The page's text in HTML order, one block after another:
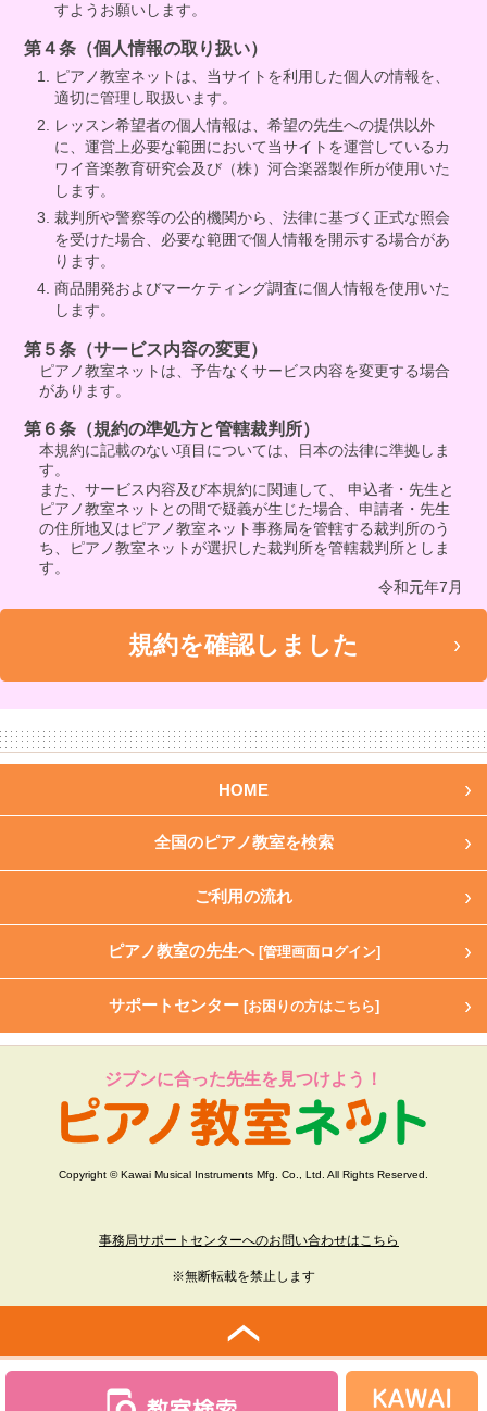
すようお願いします。
第４条（個人情報の取り扱い）
ピアノ教室ネットは、当サイトを利用した個人の情報を、
適切に管理し取扱います。
レッスン希望者の個人情報は、希望の先生への提供以外
に、運営上必要な範囲において当サイトを運営しているカ
ワイ音楽教育研究会及び（株）河合楽器製作所が使用いた
します。
裁判所や警察等の公的機関から、法律に基づく正式な照会
を受けた場合、必要な範囲で個人情報を開示する場合があ
ります。
商品開発およびマーケティング調査に個人情報を使用いた
します。
第５条（サービス内容の変更）
ピアノ教室ネットは、予告なくサービス内容を変更する場合
があります。
第６条（規約の準処方と管轄裁判所）
本規約に記載のない項目については、日本の法律に準拠しま
す。
また、サービス内容及び本規約に関連して、 申込者・先生と
ピアノ教室ネットとの間で疑義が生じた場合、申請者・先生
の住所地又はピアノ教室ネット事務局を管轄する裁判所のう
ち、ピアノ教室ネットが選択した裁判所を管轄裁判所としま
す。
令和元年7月
HOME
全国のピアノ教室を検索
ご利用の流れ
ピアノ教室の先生へ [管理画面ログイン]
サポートセンター [お困りの方はこちら]
ジブンに合った先生を見つけよう！
Copyright © Kawai Musical Instruments Mfg. Co., Ltd. All Rights Reserved.
事務局サポートセンターへのお問い合わせはこちら
※無断転載を禁止します